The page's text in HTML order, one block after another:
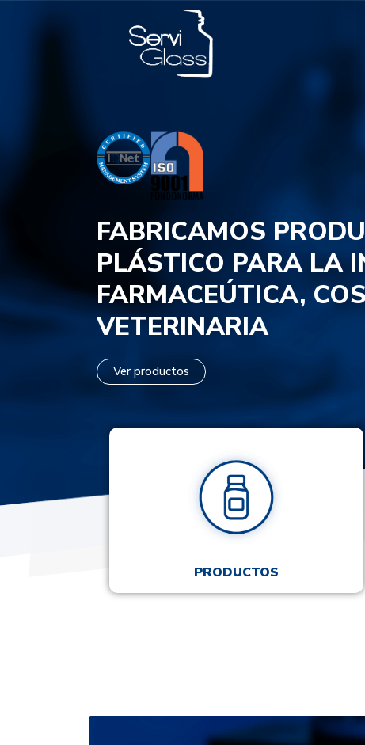
FABRICAMOS
PLÁSTICO PARA LA
FARMACEÚTICA,
VETERINARIA
Ver productos
PRODUCTOS